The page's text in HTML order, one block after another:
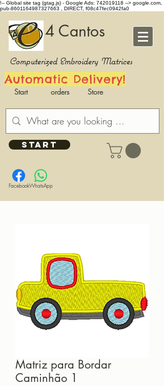
!-- Global site tag (gtag.js) - Google Ads: 742019118 --> google.com,
pub-8601164987327663 , DIRECT, f08c47fec0942fa0
4 Cantos
Computerized Embroidery Matrices
Automatic Delivery!
Start orders Store
START
FacebookWhatsApp
Matriz para Bordar
Caminhão 1